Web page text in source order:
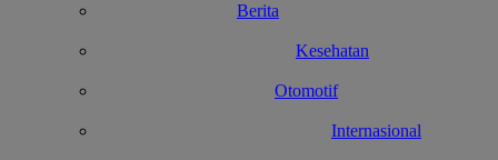
Berita
Kesehatan
Otomotif
Internasional